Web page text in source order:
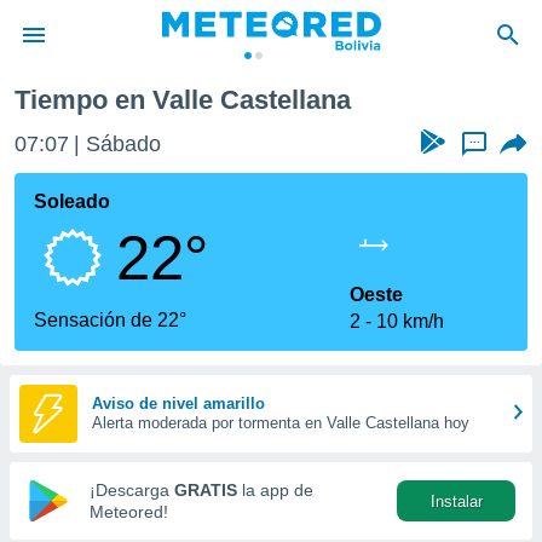
de
ha
calidad.
a este
las
y
forma
digital
basada
Tiempo en Valle Castellana
07:07 Sábado ...
Soleado
22°
Sensación de 22°
Oeste
2
10 km/h
Aviso de nivel amarillo
Alerta moderada por tormenta en Valle Castellana hoy
¡Descarga GRATIS la app de
Meteored!
Instalar